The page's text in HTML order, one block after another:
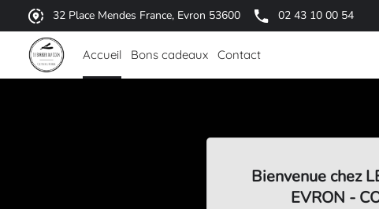
32 Place Mendes France, Evron 53600 02 43 10 00 54
Accueil Bons cadeaux Contact
Bienvenue chez
EVRON -